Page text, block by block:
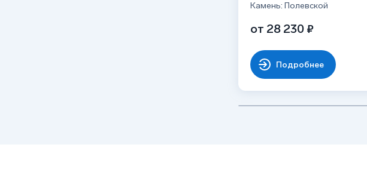
Камень: Полевской
от 28 230 ₽
Подробнее